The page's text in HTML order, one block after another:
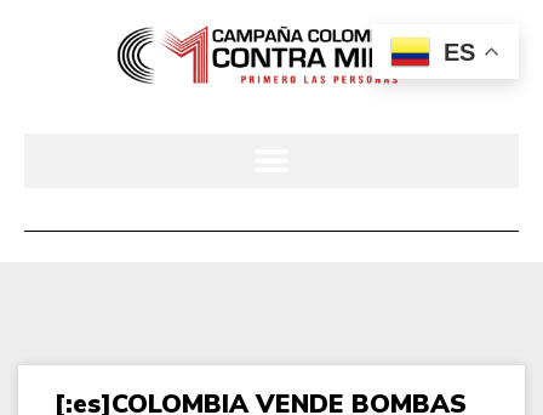
[:es]COLOMBIA VENDE BOMBAS
ES